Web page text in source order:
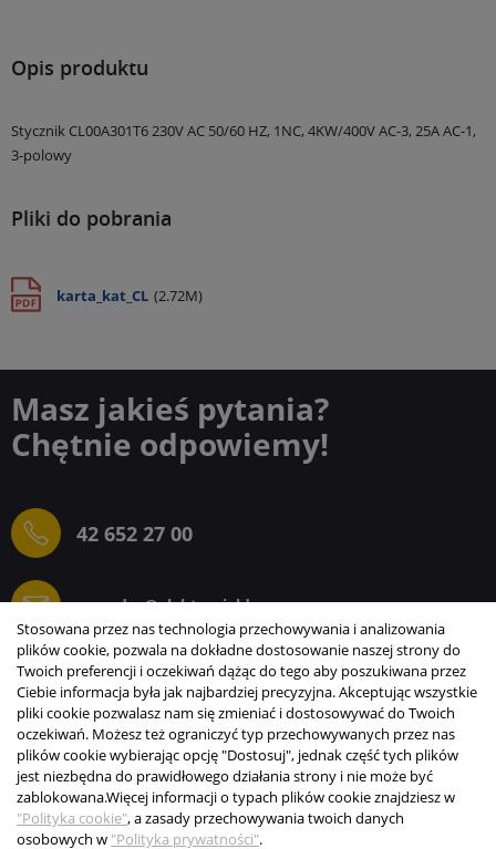
Opis produktu
Stycznik CL00A301T6 230V AC 50/60 HZ, 1NC, 4KW/400V AC-3, 25A AC-1,
3-polowy
Pliki do pobrania
karta_kat_CL (2.72M)
Masz jakieś pytania?
Chętnie odpowiemy!
42 652 27 00
sprzedaz@elektrogielda.com
ELEKTROGIEŁDA SZ.ŻACZKIEWICZ; M.KARLIŃSKI
SP.J.
INFORMACJE
STREFA KLIENTA
Stosowana przez nas technologia przechowywania i analizowania
plików cookie, pozwala na dokładne dostosowanie naszej strony do
Twoich preferencji i oczekiwań dążąc do tego aby poszukiwana przez
Ciebie informacja była jak najbardziej precyzyjna. Akceptując wszystkie
pliki cookie pozwalasz nam się zmieniać i dostosowywać do Twoich
oczekiwań. Możesz też ograniczyć typ przechowywanych przez nas
plików cookie wybierając opcję "Dostosuj", jednak część tych plików
jest niezbędna do prawidłowego działania strony i nie może być
zablokowana.Więcej informacji o typach plików cookie znajdziesz w
"Polityka cookie", a zasady przechowywania twoich danych
osobowych w "Polityka prywatności".